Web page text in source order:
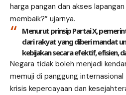
harga pangan dan akses
membaik?” ujarnya.
Menurut prinsip Partai X,
dari rakyat yang diberi mandat
kebijakan secara efektif, efisien,
Negara tidak boleh menjadi
memuji di panggung
krisis kepercayaan dan